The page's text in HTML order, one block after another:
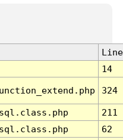
Line
14
324
211
62